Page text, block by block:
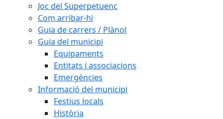
Joc del Superpetuenc
Com arribar-hi
Guia de carrers / Plànol
Guia del municipi
Equipaments
Entitats i associacions
Emergències
Informació del municipi
Festius locals
Història